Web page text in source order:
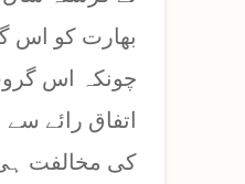
بھارت کو اس
چونکہ اس
اتفاق رائے
کی مخالفت ہی